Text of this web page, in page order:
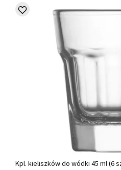
Kpl. kieliszków do wódki 45 ml (6